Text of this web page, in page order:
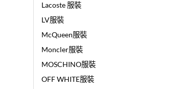
Lacoste 服裝
LV服裝
McQueen服裝
Moncler服裝
MOSCHINO服裝
OFF WHITE服裝